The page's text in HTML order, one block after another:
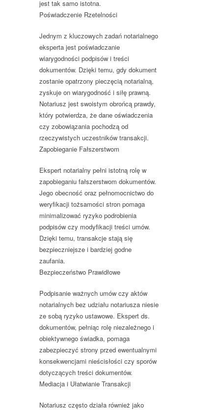
jest tak samo istotna.
Poświadczenie Rzetelności
Jednym z kluczowych zadań notarialnego
eksperta jest poświadczanie
wiarygodności podpisów i treści
dokumentów. Dzięki temu, gdy dokument
zostanie opatrzony pieczęcią notarialną,
zyskuje on wiarygodność i siłę prawną.
Notariusz jest swoistym obrońcą prawdy,
który potwierdza, że dane oświadczenia
czy zobowiązania pochodzą od
rzeczywistych uczestników transakcji.
Zapobieganie Fałszerstwom
Ekspert notarialny pełni istotną rolę w
zapobieganiu fałszerstwom dokumentów.
Jego obecność oraz pełnomocnictwo do
weryfikacji tożsamości stron pomaga
minimalizować ryzyko podrobienia
podpisów czy modyfikacji treści umów.
Dzięki temu, transakcje stają się
bezpieczniejsze i bardziej godne
zaufania.
Bezpieczeństwo Prawidłowe
Podpisanie ważnych umów czy aktów
notarialnych bez udziału notariusza niesie
ze sobą ryzyko ustawowe. Ekspert ds.
dokumentów, pełniąc rolę niezależnego i
obiektywnego świadka, pomaga
zabezpieczyć strony przed ewentualnymi
konsekwencjami nieścisłości czy sporów
dotyczących treści dokumentów.
Mediacja i Ułatwianie Transakcji
Notariusz często działa również jako